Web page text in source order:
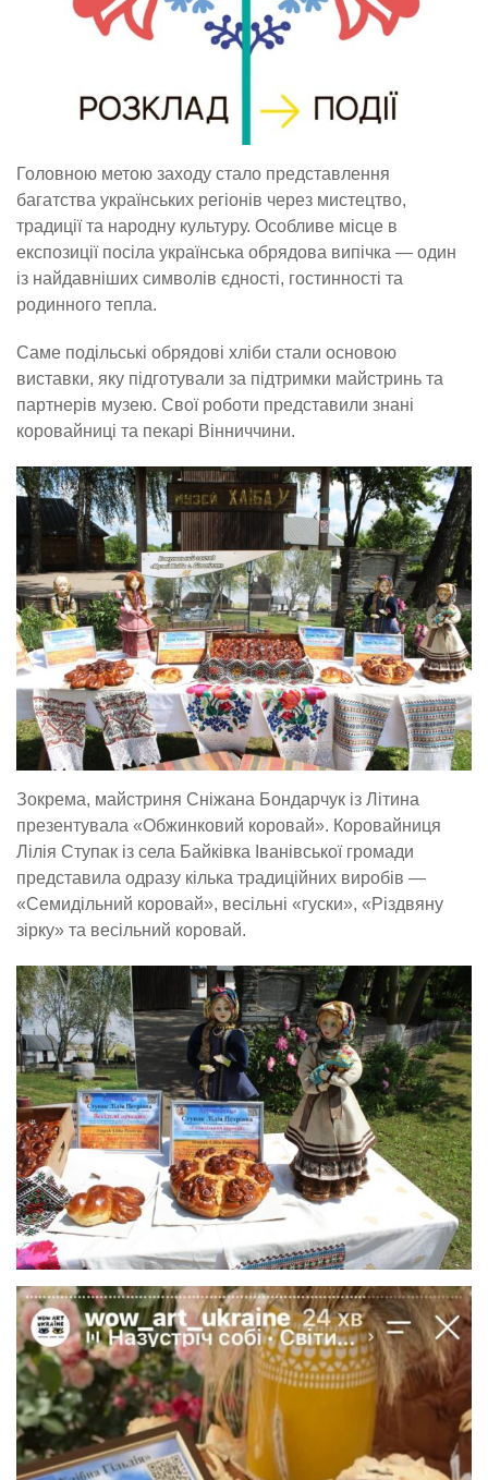
Головною метою заходу стало представлення
багатства українських регіонів через мистецтво,
традиції та народну культуру. Особливе місце в
експозиції посіла українська обрядова випічка — один
із найдавніших символів єдності, гостинності та
родинного тепла.
Саме подільські обрядові хліби стали основою
виставки, яку підготували за підтримки майстринь та
партнерів музею. Свої роботи представили знані
коровайниці та пекарі Вінниччини.
Зокрема, майстриня Сніжана Бондарчук із Літина
презентувала «Обжинковий коровай». Коровайниця
Лілія Ступак із села Байківка Іванівської громади
представила одразу кілька традиційних виробів —
«Семидільний коровай», весільні «гуски», «Різдвяну
зірку» та весільний коровай.